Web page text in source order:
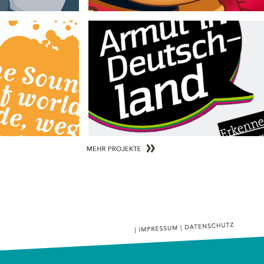
Kompetenz
Armut in Deutschland
Aktion Mensch e. V.
Unterrichtsmaterial zum Thema Armut in